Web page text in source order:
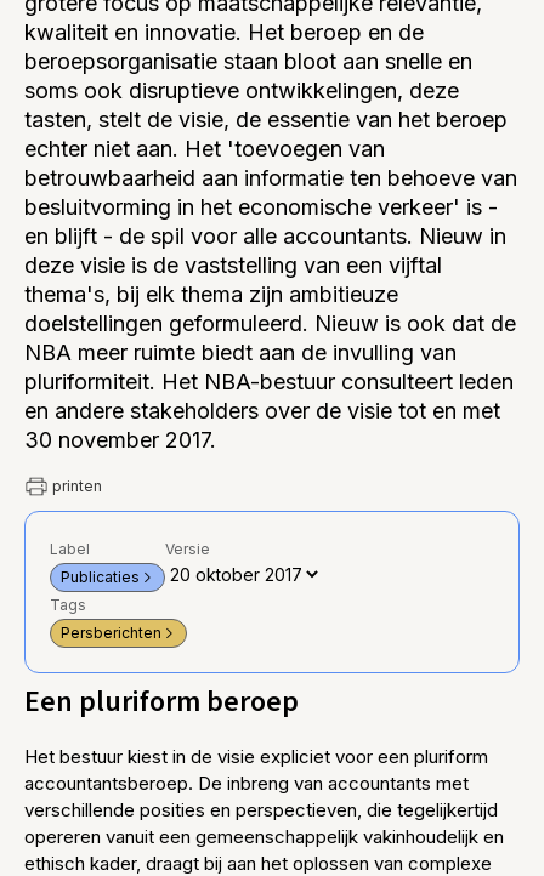
kwaliteit en innovatie. Het beroep en de
beroepsorganisatie staan bloot aan snelle en
soms ook disruptieve ontwikkelingen, deze
tasten, stelt de visie, de essentie van het beroep
echter niet aan. Het 'toevoegen van
betrouwbaarheid aan informatie ten behoeve van
besluitvorming in het economische verkeer' is -
en blijft - de spil voor alle accountants. Nieuw in
deze visie is de vaststelling van een vijftal
thema's, bij elk thema zijn ambitieuze
doelstellingen geformuleerd. Nieuw is ook dat de
NBA meer ruimte biedt aan de invulling van
pluriformiteit. Het NBA-bestuur consulteert leden
en andere stakeholders over de visie tot en met
30 november 2017.
printen
Label
Publicaties
Versie
Tags
Persberichten
Een pluriform beroep
Het bestuur kiest in de visie expliciet voor een pluriform
accountantsberoep. De inbreng van accountants met
verschillende posities en perspectieven, die tegelijkertijd
opereren vanuit een gemeenschappelijk vakinhoudelijk en
ethisch kader, draagt bij aan het oplossen van complexe